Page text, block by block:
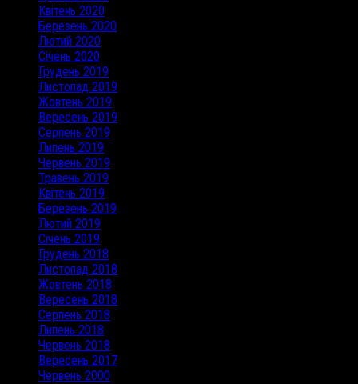
Квітень 2020
Березень 2020
Лютий 2020
Січень 2020
Грудень 2019
Листопад 2019
Жовтень 2019
Вересень 2019
Серпень 2019
Липень 2019
Червень 2019
Травень 2019
Квітень 2019
Березень 2019
Лютий 2019
Січень 2019
Грудень 2018
Листопад 2018
Жовтень 2018
Вересень 2018
Серпень 2018
Липень 2018
Червень 2018
Вересень 2017
Червень 2000